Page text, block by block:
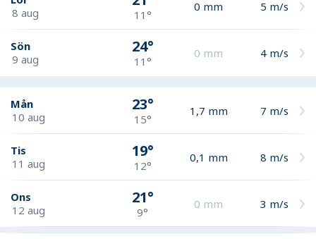
8 aug
11°
0 mm 5 m/s
Sön
9 aug
24°
11°
0 mm 4 m/s
Mån
10 aug
23°
15°
1,7 mm 7 m/s
Tis
11 aug
19°
12°
0,1 mm 8 m/s
Ons
12 aug
21°
9°
0 mm 3 m/s